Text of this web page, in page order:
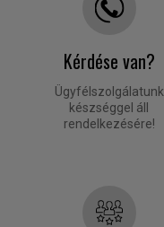
Kérdése van?
Ügyfélszolgálatunk
készséggel áll
rendelkezésére!